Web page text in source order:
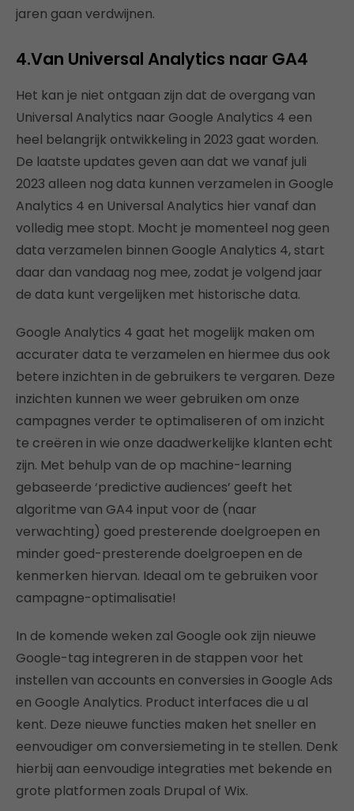
jaren gaan verdwijnen.
4.Van Universal Analytics naar GA4
Het kan je niet ontgaan zijn dat de overgang van
Universal Analytics naar Google Analytics 4 een
heel belangrijk ontwikkeling in 2023 gaat worden.
De laatste updates geven aan dat we vanaf juli
2023 alleen nog data kunnen verzamelen in Google
Analytics 4 en Universal Analytics hier vanaf dan
volledig mee stopt. Mocht je momenteel nog geen
data verzamelen binnen Google Analytics 4, start
daar dan vandaag nog mee, zodat je volgend jaar
de data kunt vergelijken met historische data.
Google Analytics 4 gaat het mogelijk maken om
accurater data te verzamelen en hiermee dus ook
betere inzichten in de gebruikers te vergaren. Deze
inzichten kunnen we weer gebruiken om onze
campagnes verder te optimaliseren of om inzicht
te creëren in wie onze daadwerkelijke klanten echt
zijn. Met behulp van de op machine-learning
gebaseerde ‘predictive audiences’ geeft het
algoritme van GA4 input voor de (naar
verwachting) goed presterende doelgroepen en
minder goed-presterende doelgroepen en de
kenmerken hiervan. Ideaal om te gebruiken voor
campagne-optimalisatie!
In de komende weken zal Google ook zijn nieuwe
Google-tag integreren in de stappen voor het
instellen van accounts en conversies in Google Ads
en Google Analytics. Product interfaces die u al
kent. Deze nieuwe functies maken het sneller en
eenvoudiger om conversiemeting in te stellen. Denk
hierbij aan eenvoudige integraties met bekende en
grote platformen zoals Drupal of Wix.